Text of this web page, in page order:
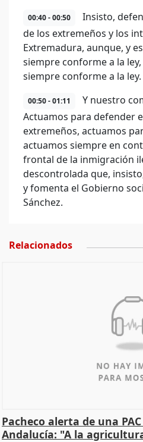
00:40 - 00:50
Insisto,
de los extremeños y los
Extremadura, aunque, y
siempre conforme a la
siempre conforme a la ley.
00:50 - 01:11
Y nuestro
Actuamos para defender
extremeños, actuamos
actuamos siempre en
frontal de la inmigración
descontrolada que,
y fomenta el Gobierno
Sánchez.
Relacionados
Pacheco alerta de una
Andalucía: "A la